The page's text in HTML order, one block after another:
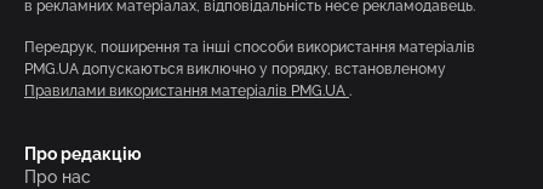
в рекламних матеріалах, відповідальність несе рекламодавець.
Передрук, поширення та інші способи використання матеріалів
PMG.UA допускаються виключно у порядку, встановленому
Правилами використання матеріалів PMG.UA .
Про редакцію
Про нас